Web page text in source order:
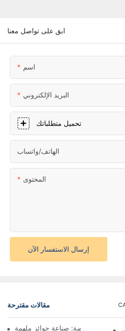
ابق على تواصل معنا
اسم
البريد الإلكتروني
تحميل متطلباتك
الهاتف/واتساب
المحتوى
إرسال الاستفسار الآن
مقالات مقترحة
المخصصة: صناعة جوائز ملهمة